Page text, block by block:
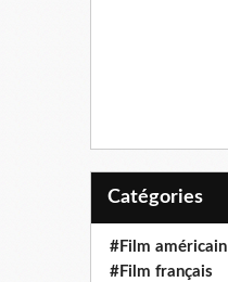
Catégories
#Film américain
#Film français